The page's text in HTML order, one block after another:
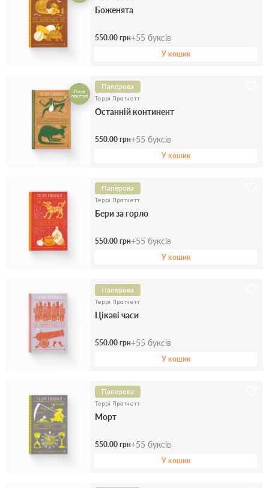
Боженята
550.00 грн+55 буксів
У кошик
Лише
поштою
Паперова
Террі Пратчетт
Останній континент
550.00 грн+55 буксів
У кошик
Паперова
Террі Пратчетт
Бери за горло
550.00 грн+55 буксів
У кошик
Паперова
Террі Пратчетт
Цікаві часи
550.00 грн+55 буксів
У кошик
Паперова
Террі Пратчетт
Морт
550.00 грн+55 буксів
У кошик